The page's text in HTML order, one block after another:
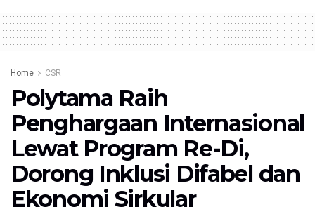
Home CSR
Polytama Raih
Penghargaan Internasional
Lewat Program Re-Di,
Dorong Inklusi Difabel dan
Ekonomi Sirkular